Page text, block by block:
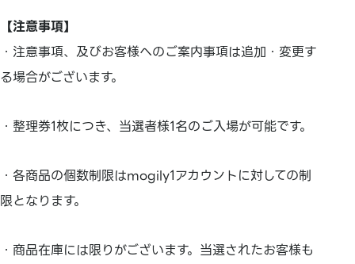
【注意事項】
・注意事項、及びお客様へのご案内事項は追加・変更す
る場合がございます。
・整理券1枚につき、当選者様1名のご入場が可能です。
・各商品の個数制限はmogily1アカウントに対しての制
限となります。
・商品在庫には限りがございます。当選されたお客様も